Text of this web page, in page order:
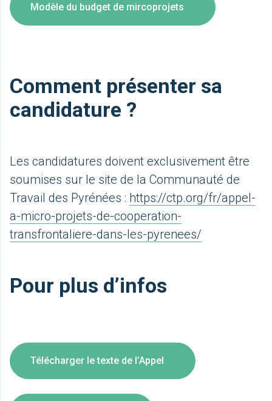
Modèle du budget de mircoprojets
Comment présenter sa
candidature ?
Les candidatures doivent exclusivement être
soumises sur le site de la Communauté de
Travail des Pyrénées : https://ctp.org/fr/appel-
a-micro-projets-de-cooperation-
transfrontaliere-dans-les-pyrenees/
Pour plus d’infos
Télécharger le texte de l’Appel